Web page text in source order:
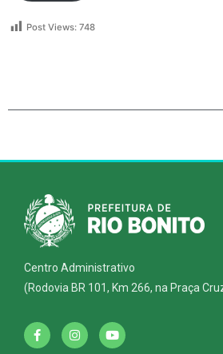
Post Views: 748
Centro Administrativo
(Rodovia BR 101, Km 266, na Praça